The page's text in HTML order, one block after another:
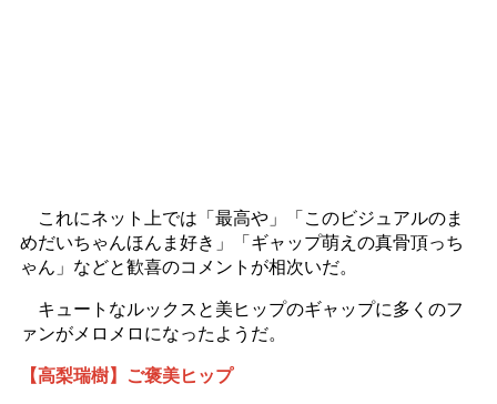
これにネット上では「最高や」「このビジュアルのま
めだいちゃんほんま好き」「ギャップ萌えの真骨頂っち
ゃん」などと歓喜のコメントが相次いだ。
キュートなルックスと美ヒップのギャップに多くのフ
ァンがメロメロになったようだ。
【高梨瑞樹】ご褒美ヒップ